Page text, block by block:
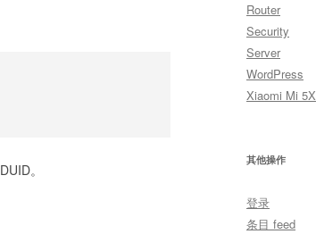
。
Router
Security
Server
WordPress
Xiaomi Mi 5X
其他操作
登录
条目 feed